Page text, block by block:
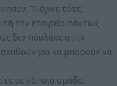
Τι έγινε τότε;
την εταιρεία πάντως
δεν πουλάνε στην
για να μπορούν να
με κάποια ομάδα